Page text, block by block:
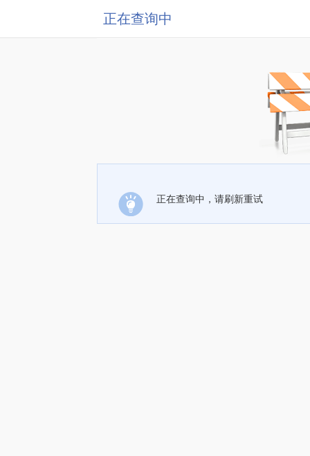
正在查询中
正在查询中，请刷新重试